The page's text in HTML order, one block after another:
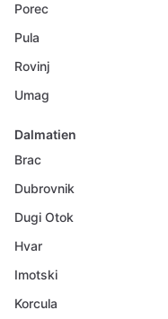
Porec
Pula
Rovinj
Umag
Dalmatien
Brac
Dubrovnik
Dugi Otok
Hvar
Imotski
Korcula